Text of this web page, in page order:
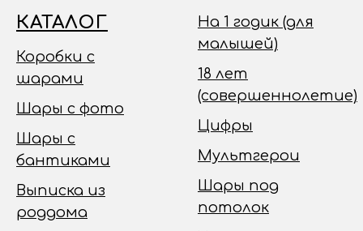
КАТАЛОГ
Коробки с
шарами
Шары с фото
Шары с
бантиками
Выписка из
роддома
На 1 годик (для
малышей)
18 лет
(совершеннолетие)
Цифры
Мультгерои
Шары под
потолок